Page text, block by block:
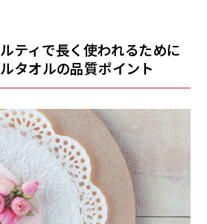
ティで長く使われるために
タオルの品質ポイント